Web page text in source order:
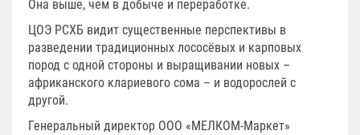
Она выше, чем в добыче и переработке.
ЦОЭ РСХБ видит существенные перспективы в
разведении традиционных лососёвых и карповых
пород с одной стороны и выращивании новых –
африканского клариевого сома – и водорослей с
другой.
Генеральный директор ООО «МЕЛКОМ-Маркет»